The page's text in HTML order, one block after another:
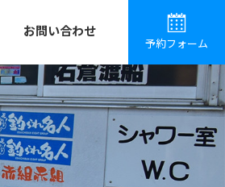
お問い合わせ
予約フォーム